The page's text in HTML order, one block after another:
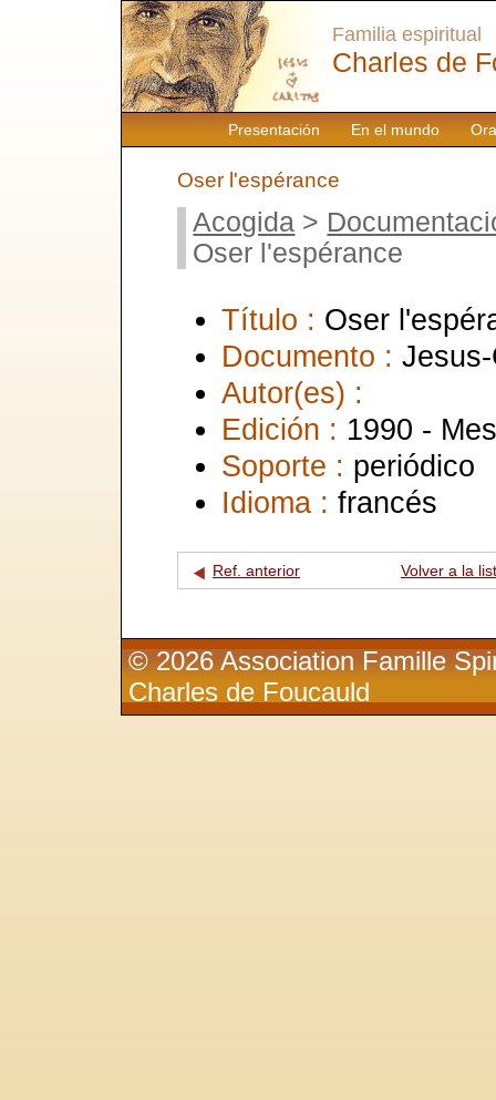
Presentación En el mundo
Familia espiritual
Charles de
Oser l'espérance
Acogida >
Oser l'espérance
Título : Oser
Documento :
Autor(es) :
Edición : 1990 -
Soporte : periódico
Idioma : francés
Ref. anterior Volver a la
© 2026 Association Famille
Charles de Foucauld